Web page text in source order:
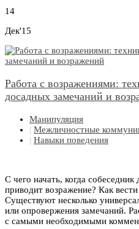
14
Дек'15
Работа с возражениями:
досадных замечаний и
Манипуляция
| Межличностные
| Навыки поведения
С чего начать, когда
приводит возражение? Как
Существуют несколько
или опровержения замечаний.
с самыми необходимыми